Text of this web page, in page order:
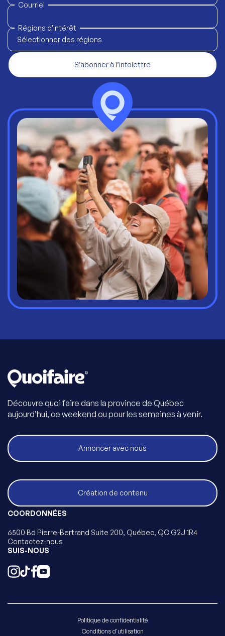
Courriel
Régions d'intérêt
Sélectionner des régions
S’abonner à l’infolettre
Découvre quoi faire dans la province de Québec
aujourd’hui, ce weekend ou pour les semaines à venir.
Annoncer avec nous
Création de contenu
COORDONNÉES
6500 Bd Pierre-Bertrand Suite 200, Québec, QC G2J 1R4
Contactez-nous
SUIS-NOUS
Politique de confidentialité
Conditions d'utilisation